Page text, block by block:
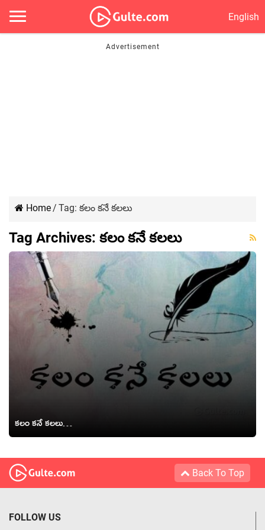
English
Home/ Tag: కలం కనే కలలు
Tag Archives: కలం కనే కలలు
కలం కనే కలలు…
Back To Top
FOLLOW US